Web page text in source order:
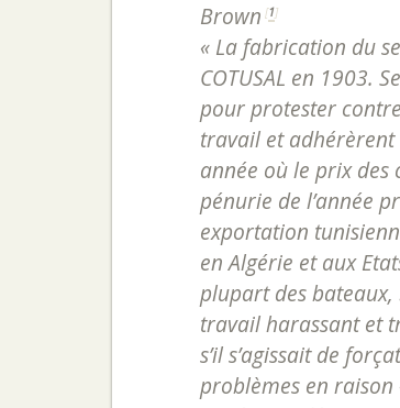
Brown [1]
« La fabrication du
COTUSAL en 1903.
pour protester
travail et adhérèrent
année où le prix des
pénurie de l’année
exportation
en Algérie et aux
plupart des bateaux,
travail harassant et
s’il s’agissait de
problèmes en raison